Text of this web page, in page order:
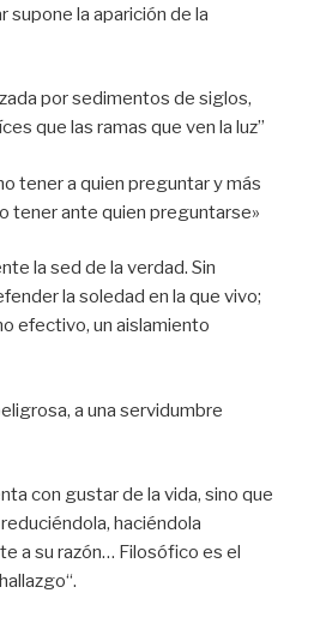
supone la aparición de la
por sedimentos de siglos,
que las ramas que ven la luz”
tener a quien preguntar y más
tener ante quien preguntarse»
la sed de la verdad. Sin
la soledad en la que vivo;
efectivo, un aislamiento
a una servidumbre
con gustar de la vida, sino que
haciéndola
a su razón… Filosófico es el